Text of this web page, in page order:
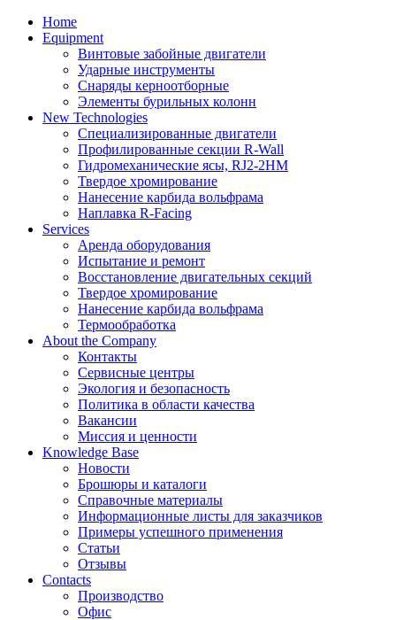
Home
Equipment
Винтовые забойные двигатели
Ударные инструменты
Снаряды керноотборные
Элементы бурильных колонн
New Technologies
Специализированные двигатели
Профилированные секции R-Wall
Гидромеханические ясы, RJ2-2HM
Твердое хромирование
Нанесение карбида вольфрама
Наплавка R-Facing
Services
Аренда оборудования
Испытание и ремонт
Восстановление двигательных секций
Твердое хромирование
Нанесение карбида вольфрама
Термообработка
About the Company
Контакты
Сервисные центры
Экология и безопасность
Политика в области качества
Вакансии
Миссия и ценности
Knowledge Base
Новости
Брошюры и каталоги
Справочные материалы
Информационные листы для заказчиков
Примеры успешного применения
Статьи
Отзывы
Contacts
Производство
Офис